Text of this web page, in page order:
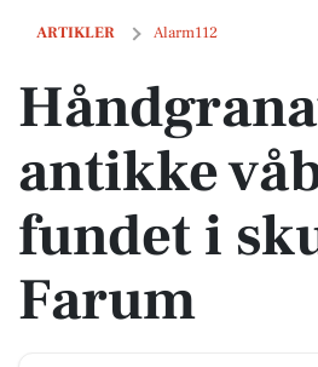
ARTIKLER Alarm112
Håndgranat og antikke våben fundet
antikke
fundet i
Farum